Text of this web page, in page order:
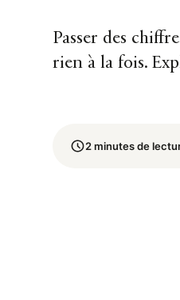
Passer des
rien à la fois.
2 minutes de